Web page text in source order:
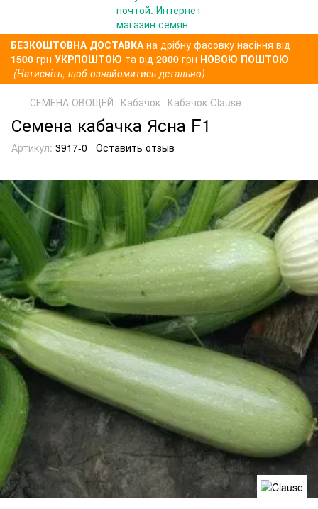
БЕЗКОШТОВНА ДОСТАВКАна дрібну фасовку насіння від
1500 грн УКРПОШТОЮ та від 2000 грн НОВОЮ ПОШТОЮ
(Натисніть, щоб ознайомитись детально)
СЕМЕНА ОВОЩЕЙ Кабачок Кабачок Clause
Семена кабачка Ясна F1
Артикул: 3917-0 Оставить отзыв